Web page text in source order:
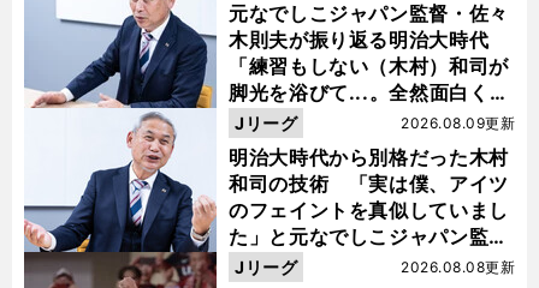
元なでしこジャパン監督・佐々
木則夫が振り返る明治大時代
「練習もしない（木村）和司が
脚光を浴びて...。全然面白くな
い４年間でした」
明治大時代から別格だった木村
和司の技術 「実は僕、アイツ
のフェイントを真似していまし
た」と元なでしこジャパン監
督・佐々木則夫
2026.08.09更新
Jリーグ
2026.08.08更新
Jリーグ